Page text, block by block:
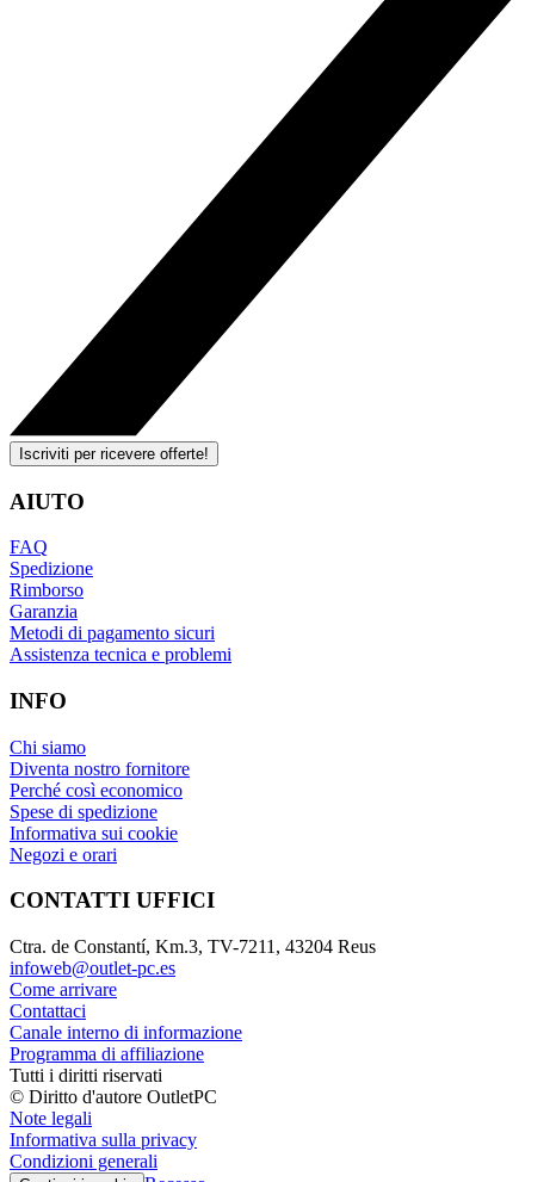
Iscriviti per ricevere offerte!
AIUTO
FAQ
Spedizione
Rimborso
Garanzia
Metodi di pagamento sicuri
Assistenza tecnica e problemi
INFO
Chi siamo
Diventa nostro fornitore
Perché così economico
Spese di spedizione
Informativa sui cookie
Negozi e orari
CONTATTI UFFICI
Ctra. de Constantí, Km.3, TV-7211, 43204 Reus
infoweb@outlet-pc.es
Come arrivare
Contattaci
Canale interno di informazione
Programma di affiliazione
Tutti i diritti riservati
© Diritto d'autore OutletPC
Note legali
Informativa sulla privacy
Condizioni generali